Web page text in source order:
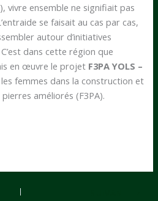
vivre ensemble ne signifiait pas
se faisait au cas par cas,
autour d’initiatives
dans cette région que
en œuvre le projet F3PA YOLS –
femmes dans la construction et
améliorés (F3PA).